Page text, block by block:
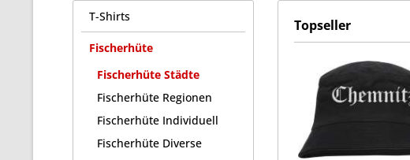
T-Shirts
Fischerhüte
Fischerhüte Städte
Fischerhüte Regionen
Fischerhüte Individuell
Fischerhüte Diverse
Topseller